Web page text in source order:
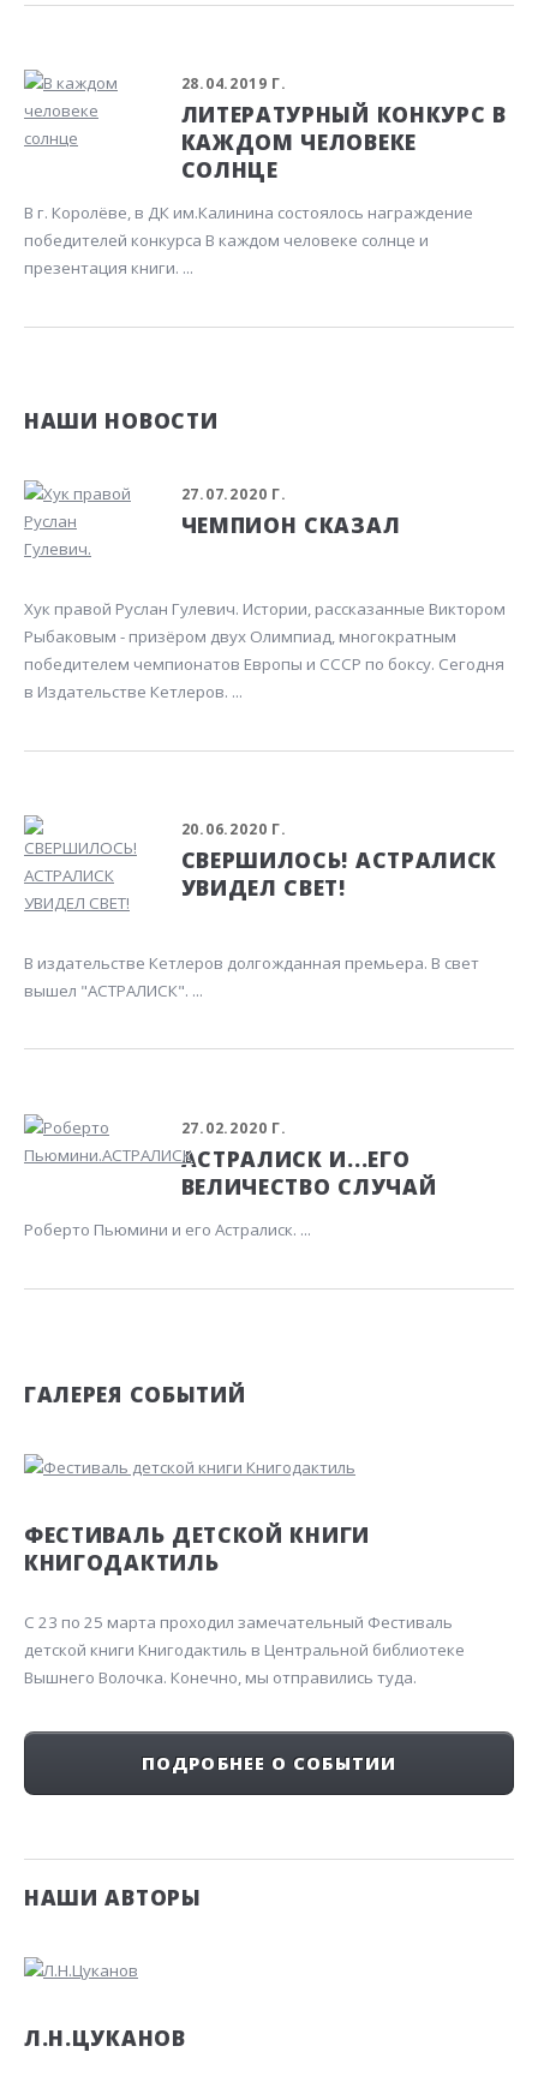
28.04.2019 Г.
ЛИТЕРАТУРНЫЙ КОНКУРС В
КАЖДОМ ЧЕЛОВЕКЕ
СОЛНЦЕ
В г. Королёве, в ДК им.Калинина состоялось награждение
победителей конкурса В каждом человеке солнце и
презентация книги. ...
НАШИ НОВОСТИ
27.07.2020 Г.
ЧЕМПИОН СКАЗАЛ
Хук правой Руслан Гулевич. Истории, рассказанные Виктором
Рыбаковым - призёром двух Олимпиад, многократным
победителем чемпионатов Европы и СССР по боксу. Сегодня
в Издательстве Кетлеров. ...
20.06.2020 Г.
СВЕРШИЛОСЬ! АСТРАЛИСК
УВИДЕЛ СВЕТ!
В издательстве Кетлеров долгожданная премьера. В свет
вышел "АСТРАЛИСК". ...
27.02.2020 Г.
АСТРАЛИСК И...ЕГО
ВЕЛИЧЕСТВО СЛУЧАЙ
Роберто Пьюмини и его Астралиск. ...
ГАЛЕРЕЯ СОБЫТИЙ
ФЕСТИВАЛЬ ДЕТСКОЙ КНИГИ
КНИГОДАКТИЛЬ
С 23 по 25 марта проходил замечательный Фестиваль
детской книги Книгодактиль в Центральной библиотеке
Вышнего Волочка. Конечно, мы отправились туда.
ПОДРОБНЕЕ О СОБЫТИИ
НАШИ АВТОРЫ
Л.Н.ЦУКАНОВ